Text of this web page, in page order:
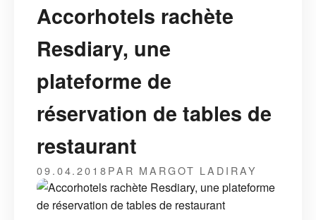
Accorhotels rachète
Resdiary, une
plateforme de
réservation de tables de
restaurant
09.04.2018PAR MARGOT LADIRAY